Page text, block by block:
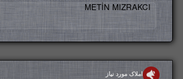
METİN MIZRAKCI
املاک مورد نیاز